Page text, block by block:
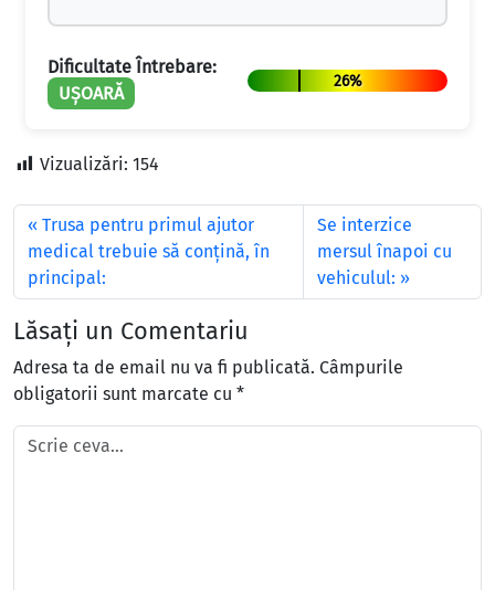
Dificultate Întrebare:
UȘOARĂ
26%
Vizualizări: 154
Trusa pentru primul ajutor
medical trebuie să conţină, în
principal:
Se interzice
mersul înapoi cu
vehiculul:
Lăsați un Comentariu
Adresa ta de email nu va fi publicată. Câmpurile
obligatorii sunt marcate cu *